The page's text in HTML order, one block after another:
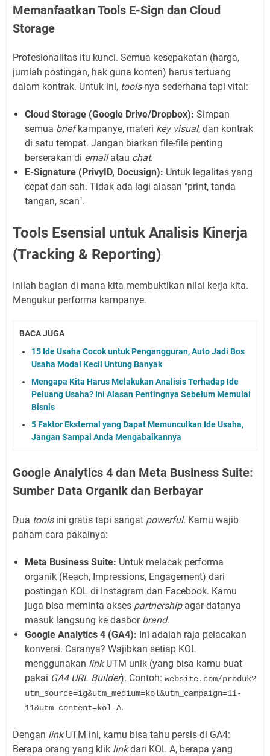
Memanfaatkan Tools E-Sign dan Cloud
Storage
Profesionalitas itu kunci. Semua kesepakatan (harga,
jumlah postingan, hak guna konten) harus tertuang
dalam kontrak. Untuk ini, tools-nya sederhana tapi vital:
Cloud Storage (Google Drive/Dropbox): Simpan
semua briefkampanye, materi key visual, dan kontrak
di satu tempat. Jangan biarkan file-file penting
berserakan di emailatau chat.
E-Signature (PrivyID, Docusign): Untuk legalitas yang
cepat dan sah. Tidak ada lagi alasan "print, tanda
tangan, scan".
Tools Esensial untuk Analisis Kinerja
(Tracking & Reporting)
Inilah bagian di mana kita membuktikan nilai kerja kita.
Mengukur performa kampanye.
BACA JUGA
15 Ide Usaha Cocok untuk Pengangguran, Auto Jadi Bos
Usaha Modal Kecil Untung Banyak
Mengapa Kita Harus Melakukan Analisis Terhadap Ide
Peluang Usaha? Ini Alasan Pentingnya Sebelum Memulai
Bisnis
5 Faktor Eksternal yang Dapat Memunculkan Ide Usaha,
Jangan Sampai Anda Mengabaikannya
Google Analytics 4 dan Meta Business Suite:
Sumber Data Organik dan Berbayar
Dua toolsini gratis tapi sangat powerful. Kamu wajib
paham cara pakainya:
Meta Business Suite: Untuk melacak performa
organik (Reach, Impressions, Engagement) dari
postingan KOL di Instagram dan Facebook. Kamu
juga bisa meminta akses partnershipagar datanya
masuk langsung ke dasbor brand.
Google Analytics 4 (GA4): Ini adalah raja pelacakan
konversi. Caranya? Wajibkan setiap KOL
menggunakan linkUTM unik (yang bisa kamu buat
pakai GA4 URL Builder). Contoh: website.com/produk?
utm_source=ig&utm_medium=kol&utm_campaign=11-
11&utm_content=kol-A.
Dengan linkUTM ini, kamu bisa tahu persis di GA4:
Berapa orang yang klik linkdari KOL A, berapa yang